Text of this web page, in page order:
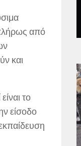
από
και
το
είσοδο